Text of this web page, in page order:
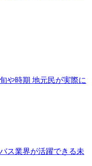
や時期 地元民が実際に
ス業界が活躍できる未